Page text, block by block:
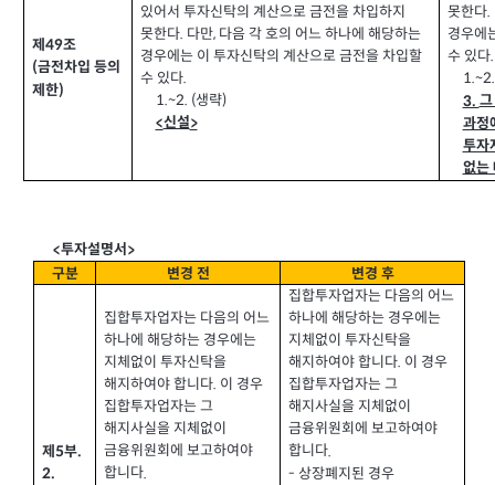
제49조
(금전차입 등의
제한)
있어서 투자신탁의 계산으로 금전을 차입하지
못한다. 다만, 다음 각 호의 어느 하나에 해당하는
경우에는 이 투자신탁의 계산으로 금전을 차입할
수 있다.
1.~2. (생략)
<신설>
못한다.
경우에
수 있다.
3.
과정
투자
없는
<투자설명서 >
구분
변경 전 변경 후
제5부.
2.
집합투자업자는 다음의 어느
하나에 해당하는 경우에는
지체없이 투자신탁을
해지하여야 합니다. 이 경우
집합투자업자는 그
해지사실을 지체없이
금융위원회에 보고하여야
합니다.
집합투자업자는 다음의 어느
하나에 해당하는 경우에는
지체없이 투자신탁을
해지하여야 합니다. 이 경우
집합투자업자는 그
해지사실을 지체없이
금융위원회에 보고하여야
합니다.
-상장폐지된 경우